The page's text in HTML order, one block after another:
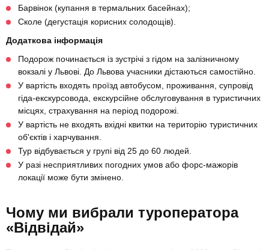
Барвінок (купання в термальних басейнах);
Сколе (дегустація корисних солодощів).
Додаткова інформація
Подорож починається із зустрічі з гідом на залізничному
вокзалі у Львові. До Львова учасники дістаються самостійно.
У вартість входять проїзд автобусом, проживання, супровід
гіда-екскурсовода, екскурсійне обслуговування в туристичних
місцях, страхування на період подорожі.
У вартість не входять вхідні квитки на територію туристичних
об'єктів і харчування.
Тур відбувається у групі від 25 до 60 людей.
У разі несприятливих погодних умов або форс-мажорів
локації може бути змінено.
Чому ми вибрали туроператора
«Відвідай»